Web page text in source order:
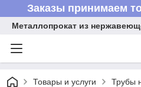
Заказы принимаем
Металлопрокат из
Товары и услуги Трубы